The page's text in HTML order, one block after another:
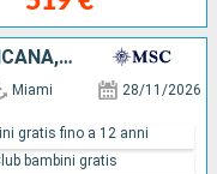
STATI UNITI, REPUBBLICA DOMINICANA, PORTORICO, BAHAMAS
Miami 28/11/2026
gratis fino a 12 anni
bambini gratis